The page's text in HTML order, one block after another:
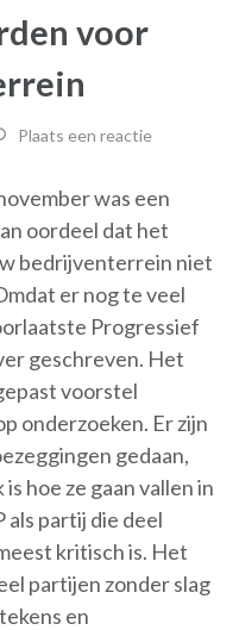
voor
Plaats een reactie
was een
oordeel dat het
bedrijventerrein niet
er nog te veel
Progressief
geschreven. Het
voorstel
onderzoeken. Er zijn
gedaan,
hoe ze gaan vallen in
als partij die deel
kritisch is. Het
partijen zonder slag
en